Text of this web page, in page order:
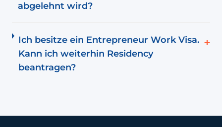
abgelehnt wird?
Ich besitze ein Entrepreneur Work Visa.
Kann ich weiterhin Residency
beantragen?
+